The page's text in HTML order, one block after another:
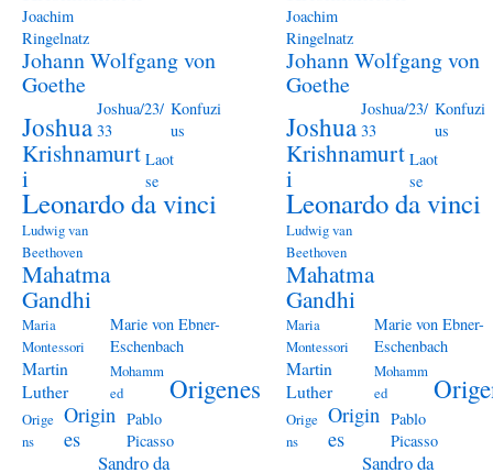
Joachim
Ringelnatz
Johann Wolfgang von
Goethe
Joshua
Joshua/23/
33
Konfuzi
us
Krishnamurt
i
Laot
se
Leonardo da vinci
Ludwig van
Beethoven
Mahatma
Gandhi
Maria
Montessori
Marie von Ebner-
Eschenbach
Martin
Luther
Mohamm
ed
Origenes
Orige
ns
Origin
es
Pablo
Picasso
Sandro da
Joachim
Ringelnatz
Johann Wolfgang von
Goethe
Joshua
Joshua/23/
33
Konfuzi
us
Krishnamurt
i
Laot
se
Leonardo da vinci
Ludwig van
Beethoven
Mahatma
Gandhi
Maria
Montessori
Marie von Ebner-
Eschenbach
Martin
Luther
Mohamm
ed
Orige
ns
Origin
es
Pablo
Picasso
Sandro da